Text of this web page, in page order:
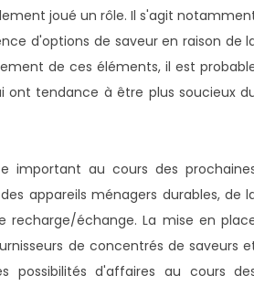
joué un rôle. Il s'agit
d'options de saveur en raison de
de ces éléments, il est
tendance à être plus soucieux
important au cours des
appareils ménagers durables, de
échange. La mise en
de concentrés de saveurs
possibilités d'affaires au cours